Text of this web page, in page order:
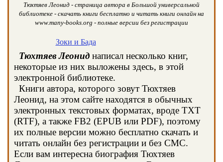
Тюхтяев Леонид - страница автора в Большой универсальной
библиотеке - скачать книги бесплатно и читать книги онлайн на
www.many-books.org - полные версии без регистрации
Зоки и Бада
Тюхтяев Леонид написал несколько книг,
некоторые из них выложены здесь, в этой
электронной библиотеке.
Книги автора, которого зовут Тюхтяев
Леонид, на этом сайте находятся в обычных
электронных текстовых форматах, вроде TXT
(RTF), а также FB2 (EPUB или PDF), поэтому
их полные версии можно бесплатно скачать и
читать онлайн без регистрации и без СМС.
Если вам интересна биография Тюхтяев